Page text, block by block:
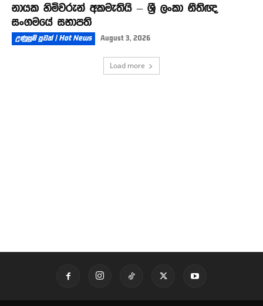
නායක හිමිවරුන් අකමැතියි – ශ්‍රී ලංකා නීතිඥ
සංගමයේ සභාපති
උණුසුම් පුවත් | Hot News August 3, 2026
Load more